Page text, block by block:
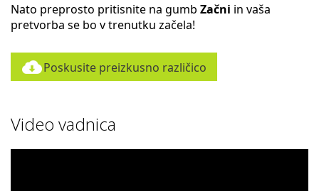
Nato preprosto pritisnite na gumb Začni in vaša
pretvorba se bo v trenutku začela!
Poskusite preizkusno različico
Video vadnica